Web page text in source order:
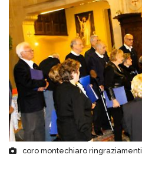
coro montechiaro ringraziamenti